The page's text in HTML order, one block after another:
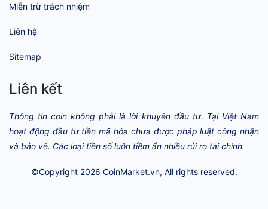
Miễn trừ trách nhiệm
Liên hệ
Sitemap
Liên kết
Thông tin coin không phải là lời khuyên đầu tư. Tại Việt Nam
hoạt động đầu tư tiền mã hóa chưa được pháp luật công nhận
và bảo vệ. Các loại tiền số luôn tiềm ẩn nhiều rủi ro tài chính.
©Copyright 2026 CoinMarket.vn, All rights reserved.